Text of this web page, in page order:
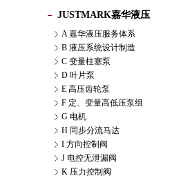
JUSTMARK嘉华液压
A 嘉华液压服务体系
B 液压系统设计制造
C 变量柱塞泵
D 叶片泵
E 高压齿轮泵
F 定、变量高低压泵组
G 电机
H 同步分流马达
I 方向控制阀
J 电控无泄漏阀
K 压力控制阀